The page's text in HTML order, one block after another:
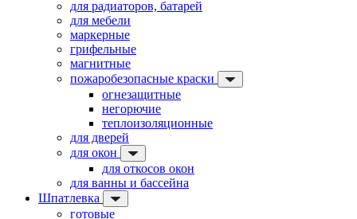
для радиаторов, батарей
для мебели
маркерные
грифельные
магнитные
пожаробезопасные краски
огнезащитные
негорючие
теплоизоляционные
для дверей
для окон
для откосов окон
для ванны и бассейна
Шпатлевка
готовые